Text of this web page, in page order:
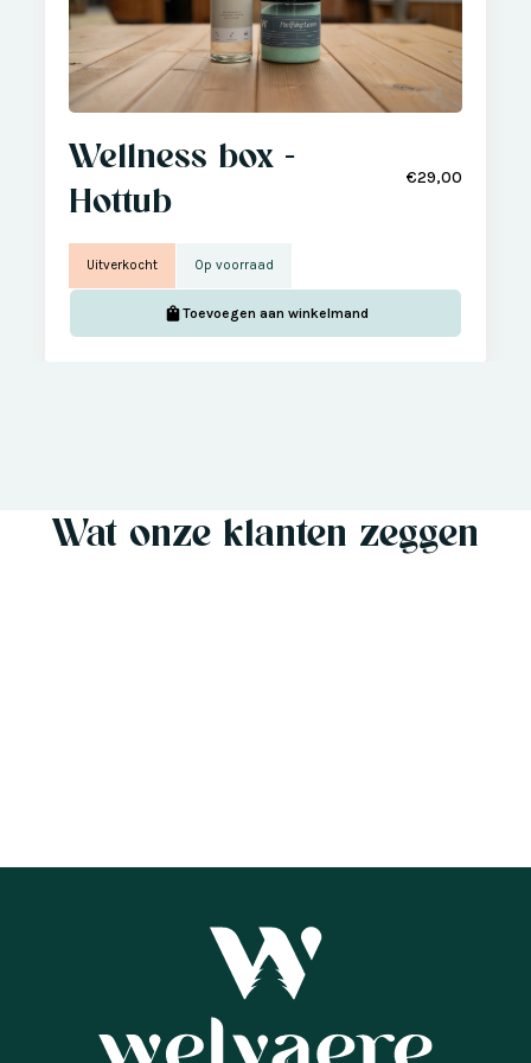
Wellness box -
Hottub
€29,00
Uitverkocht Op voorraad
Toevoegen aan winkelmand
Wat onze klanten zeggen